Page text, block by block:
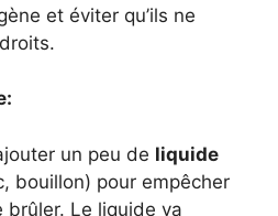
et éviter qu’ils ne
un peu de liquide
bouillon) pour empêcher
brûler. Le liquide va